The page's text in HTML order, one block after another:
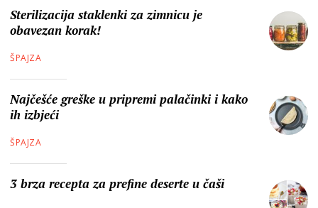
Sterilizacija staklenki za zimnicu je
obavezan korak!
ŠPAJZA
Najčešće greške u pripremi palačinki i kako
ih izbjeći
ŠPAJZA
3 brza recepta za prefine deserte u čaši